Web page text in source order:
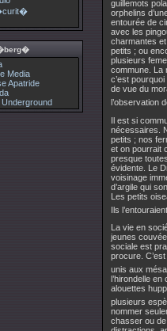
Media
Apatride
guillemots
orphelins
entourée de
avec les
charmantes
petits ; ou
plusieurs
commune. La
c’est
de vue du
l’observation
Il est si
nécessaires.
petits ; nos
et on pourrait
presque
évidente. Le
voisinage
d’argile qui
Les petits
Ils
La vie en
jeunes
sociale est
procure.
unis aux
l’hirondelle
alouettes
plusieurs
nommer
chasser ou